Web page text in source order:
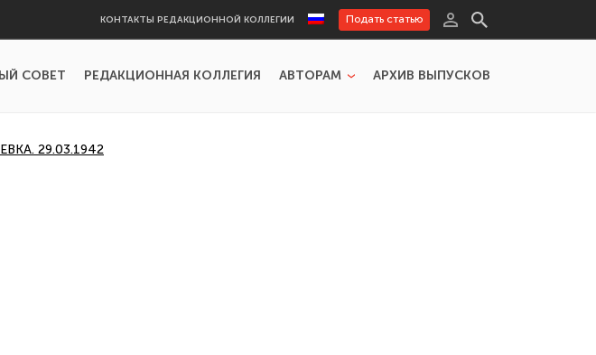
КОНТАКТЫ РЕДАКЦИОННОЙ КОЛЛЕГИИ Подать статью
СОВЕТ РЕДАКЦИОННАЯ КОЛЛЕГИЯ АВТОРАМ АРХИВ ВЫПУСКОВ
29.03.1942